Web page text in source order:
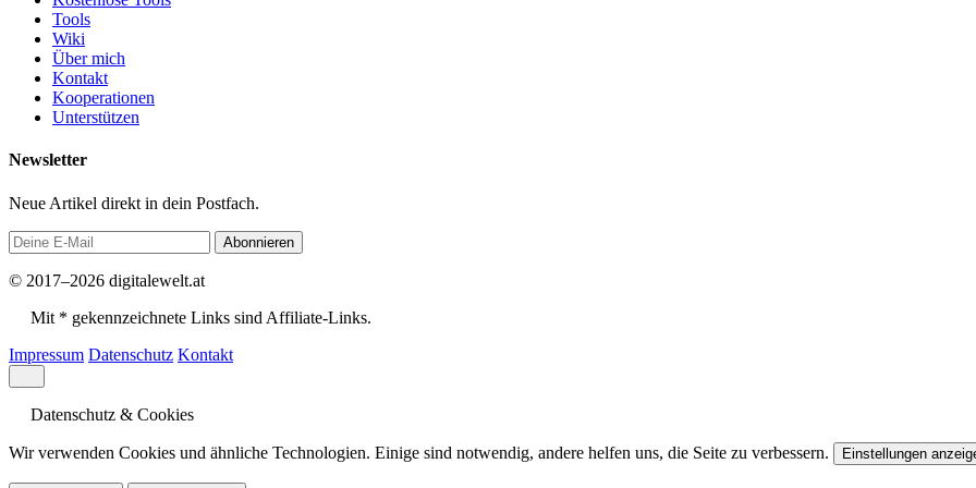
Tools
Wiki
Über mich
Kontakt
Kooperationen
Unterstützen
Newsletter
Neue Artikel direkt in dein Postfach.
Abonnieren
© 2017–2026 digitalewelt.at
Mit * gekennzeichnete Links sind Affiliate-Links.
Impressum Datenschutz Kontakt
Datenschutz & Cookies
Wir verwenden Cookies und ähnliche Technologien. Einige sind notwendig, andere helfen uns, die Seite zu verbessern. Einstellungen